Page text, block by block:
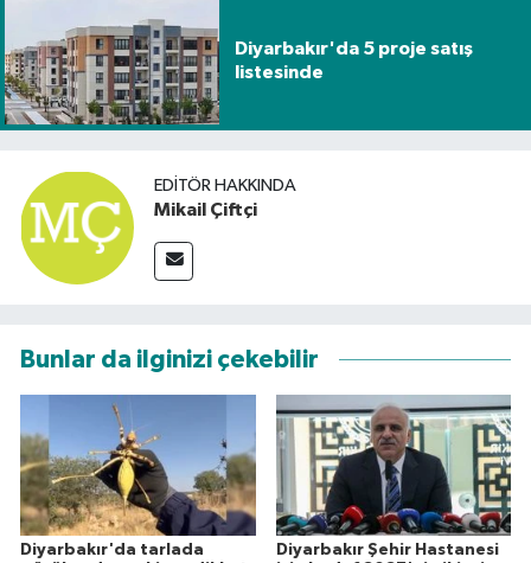
Diyarbakır'da 5 proje satış
listesinde
EDITÖR HAKKINDA
Mikail Çiftçi
Bunlar da ilginizi çekebilir
Diyarbakır'da tarlada
Diyarbakır Şehir Hastanesi